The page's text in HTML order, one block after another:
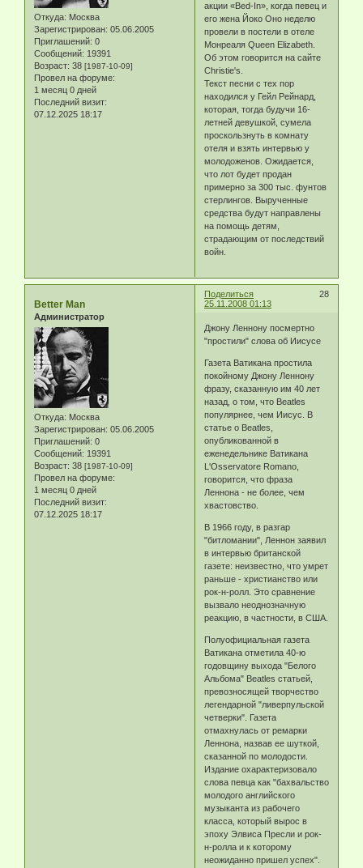
Откуда: Москва
Зарегистрирован: 05.06.2005
Приглашений: 0
Сообщений: 19391
Возраст: 38 [1987-10-09]
Провел на форуме:
1 месяц 0 дней
Последний визит:
07.12.2025 18:17
акции «Bed-In», когда певец и
его жена Йоко Оно неделю
провели в постели в отеле
Монреаля Queen Elizabeth.
Об этом говорится на сайте
Christie's.
Текст песни с тех пор
находился у Гейл Рейнард,
которая, тогда будучи 16-
летней девушкой, сумела
проскользнуть в комнату
отеля и взять интервью у
молодоженов. Ожидается,
что лот будет продан
примерно за 300 тыс. фунтов
стерлингов. Вырученные
средства будут направлены
на помощь детям,
страдающим от последствий
войн.
Поделиться
28
25.11.2008 01:13
Better Man
Администратор
Откуда: Москва
Зарегистрирован: 05.06.2005
Приглашений: 0
Сообщений: 19391
Возраст: 38 [1987-10-09]
Провел на форуме:
1 месяц 0 дней
Последний визит:
07.12.2025 18:17
Джону Леннону посмертно
"простили" слова об Иисусе
Газета Ватикана простила
покойному Джону Леннону
фразу, сказанную им 40 лет
назад, о том, что Beatles
популярнее, чем Иисус. В
статье о Beatles,
опубликованной в
еженедельнике Ватикана
L'Osservatore Romano,
говорится, что фраза
Леннона - не более, чем
хвастовство.
В 1966 году, в разгар
"битломании", Леннон заявил
в интервью британской
газете: неизвестно, что умрет
раньше - христианство или
рок-н-ролл. Это сравнение
вызвало неоднозначную
реакцию, в частности, в США.
Полуофициальная газета
Ватикана отметила 40-ю
годовщину выхода "Белого
Альбома" Beatles статьей,
превозносящей творчество
легендарной "ливерпульской
четверки". Газета
отмахнулась от ремарки
Леннона, назвав ее шуткой,
сказанной по молодости.
Издание охарактеризовало
слова певца как "бахвальство
молодого английского
музыканта из рабочего
класса, который вырос в
эпоху Элвиса Пресли и рок-
н-ролла и к которому
неожиданно пришел успех".